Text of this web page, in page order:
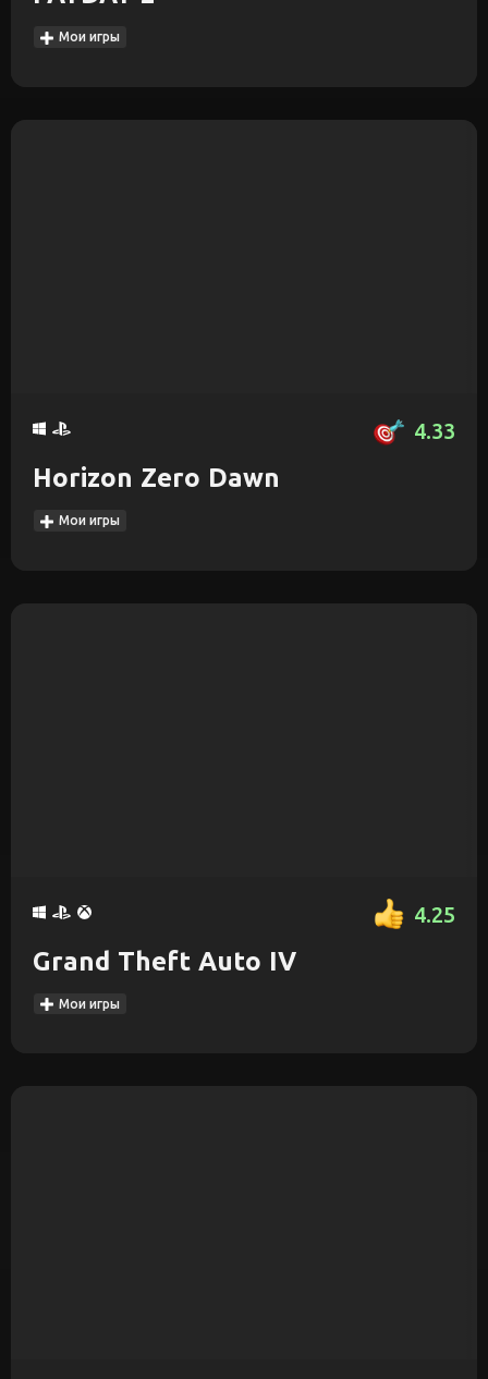
Мои игры
4.33
Horizon Zero Dawn
Мои игры
4.25
Grand Theft Auto IV
Мои игры